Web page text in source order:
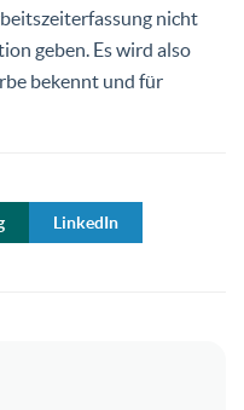
nicht
geben. Es wird also
bekennt und für
LinkedIn